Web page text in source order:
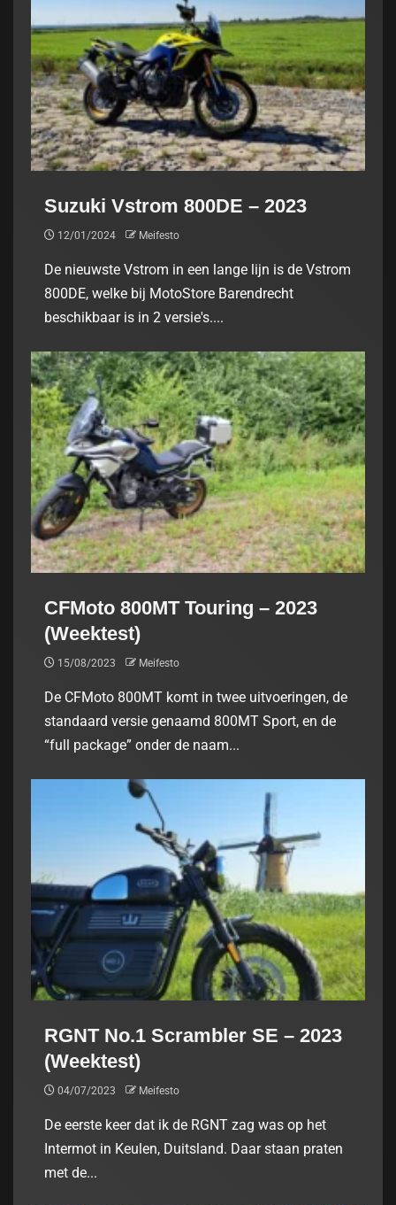
Suzuki Vstrom 800DE – 2023
12/01/2024 Meifesto
De nieuwste Vstrom in een lange lijn is de Vstrom
800DE, welke bij MotoStore Barendrecht
beschikbaar is in 2 versie's....
CFMoto 800MT Touring – 2023
(Weektest)
15/08/2023 Meifesto
De CFMoto 800MT komt in twee uitvoeringen, de
standaard versie genaamd 800MT Sport, en de
“full package” onder de naam...
RGNT No.1 Scrambler SE – 2023
(Weektest)
04/07/2023 Meifesto
De eerste keer dat ik de RGNT zag was op het
Intermot in Keulen, Duitsland. Daar staan praten
met de...